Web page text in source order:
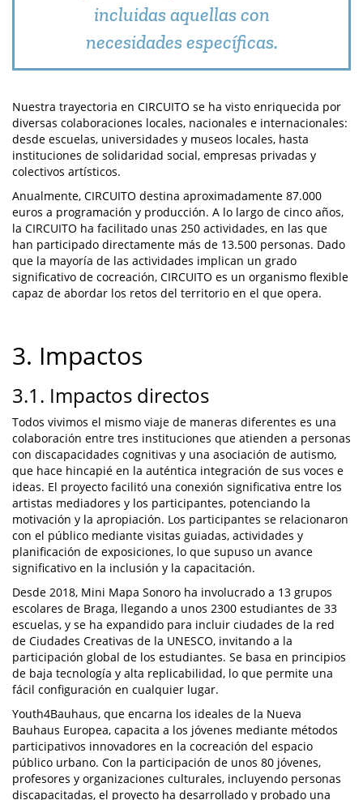
incluidas aquellas con
necesidades específicas.
Nuestra trayectoria en CIRCUITO se ha visto enriquecida por
diversas colaboraciones locales, nacionales e internacionales:
desde escuelas, universidades y museos locales, hasta
instituciones de solidaridad social, empresas privadas y
colectivos artísticos.
Anualmente, CIRCUITO destina aproximadamente 87.000
euros a programación y producción. A lo largo de cinco años,
la CIRCUITO ha facilitado unas 250 actividades, en las que
han participado directamente más de 13.500 personas. Dado
que la mayoría de las actividades implican un grado
significativo de cocreación, CIRCUITO es un organismo flexible
capaz de abordar los retos del territorio en el que opera.
3. Impactos
3.1. Impactos directos
Todos vivimos el mismo viaje de maneras diferentes es una
colaboración entre tres instituciones que atienden a personas
con discapacidades cognitivas y una asociación de autismo,
que hace hincapié en la auténtica integración de sus voces e
ideas. El proyecto facilitó una conexión significativa entre los
artistas mediadores y los participantes, potenciando la
motivación y la apropiación. Los participantes se relacionaron
con el público mediante visitas guiadas, actividades y
planificación de exposiciones, lo que supuso un avance
significativo en la inclusión y la capacitación.
Desde 2018, Mini Mapa Sonoro ha involucrado a 13 grupos
escolares de Braga, llegando a unos 2300 estudiantes de 33
escuelas, y se ha expandido para incluir ciudades de la red
de Ciudades Creativas de la UNESCO, invitando a la
participación global de los estudiantes. Se basa en principios
de baja tecnología y alta replicabilidad, lo que permite una
fácil configuración en cualquier lugar.
Youth4Bauhaus, que encarna los ideales de la Nueva
Bauhaus Europea, capacita a los jóvenes mediante métodos
participativos innovadores en la cocreación del espacio
público urbano. Con la participación de unos 80 jóvenes,
profesores y organizaciones culturales, incluyendo personas
discapacitadas, el proyecto ha desarrollado y probado una